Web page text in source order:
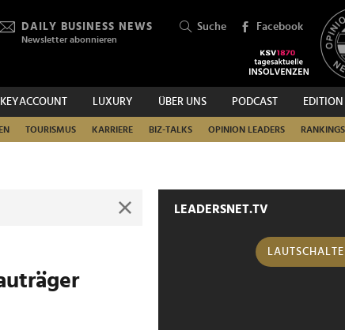
DAILY BUSINESS NEWS
Newsletter abonnieren
Suche Facebook
KEYACCOUNT LUXURY ÜBER UNS PODCAST EDITION
TOURISMUS KARRIERE BIZ-TALKS OPINION LEADERS RANKINGS
SUCHEN
LEADERSNET.TV